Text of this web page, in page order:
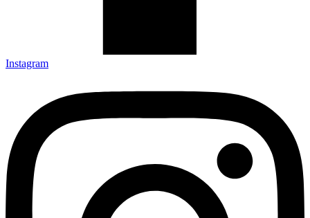
Instagram